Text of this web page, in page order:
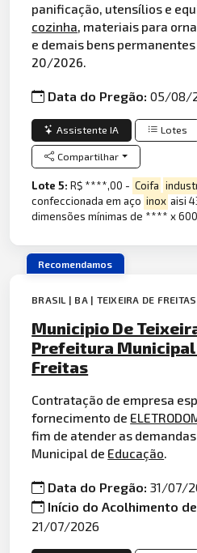
panificação, utensílios e
cozinha, materiais para
e demais bens
20/2026.
Data do Pregão:05/08/
Assistente IA Lotes
Compartilhar
Lote 5:R$ ****,00 - Coifa
confeccionada em aço inox aisi
dimensões mínimas de **** x
Recomendamos
BRASIL | BA | TEIXEIRA DE FREITAS
Municipio De
Prefeitura Municipal
Freitas
Contratação de empresa
fornecimento de
fim de atender as
Municipal de Educação.
Data do Pregão:31/07/
Início do Acolhimento
21/07/2026